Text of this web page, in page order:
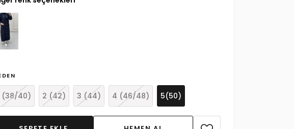
(38/40) 2 (42) 3 (44) 4 (46/48) 5(50)